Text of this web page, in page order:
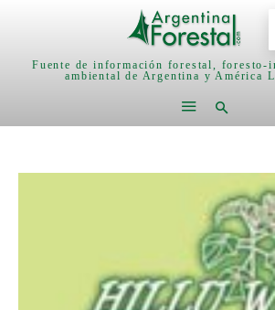
Fuente de información forestal, foresto-
ambiental de Argentina y América